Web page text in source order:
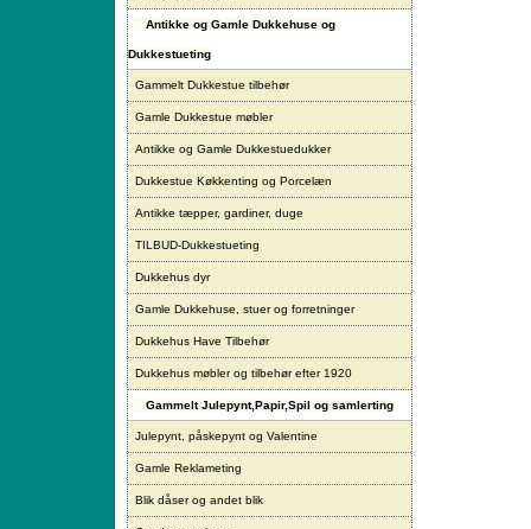
Antikke og Gamle Dukkehuse og
Dukkestueting
Gammelt Dukkestue tilbehør
Gamle Dukkestue møbler
Antikke og Gamle Dukkestuedukker
Dukkestue Køkkenting og Porcelæn
Antikke tæpper, gardiner, duge
TILBUD-Dukkestueting
Dukkehus dyr
Gamle Dukkehuse, stuer og forretninger
Dukkehus Have Tilbehør
Dukkehus møbler og tilbehør efter 1920
Gammelt Julepynt,Papir,Spil og samlerting
Julepynt, påskepynt og Valentine
Gamle Reklameting
Blik dåser og andet blik